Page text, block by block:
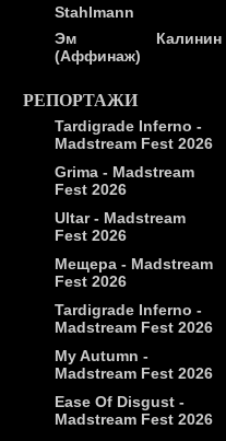
Stahlmann
Эм Калинин
(Аффинаж)
РЕПОРТАЖИ
Tardigrade Inferno -
Madstream Fest 2026
Grima - Madstream
Fest 2026
Ultar - Madstream
Fest 2026
Мещера - Madstream
Fest 2026
Tardigrade Inferno -
Madstream Fest 2026
My Autumn -
Madstream Fest 2026
Ease Of Disgust -
Madstream Fest 2026